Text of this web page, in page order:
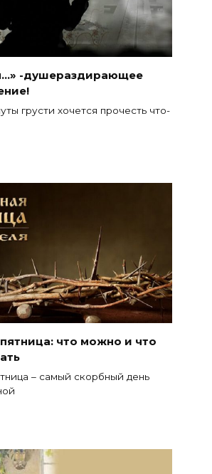
-душераздирающее
грусти хочется прочесть что-
что можно и что
– самый скорбный день